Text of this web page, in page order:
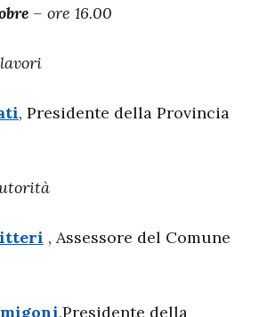
– ore 16.00
, Presidente della Provincia
, Assessore del Comune
,Presidente della